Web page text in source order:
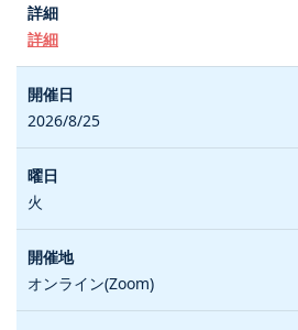
詳細
2026/8/25
火
オンライン(Zoom)